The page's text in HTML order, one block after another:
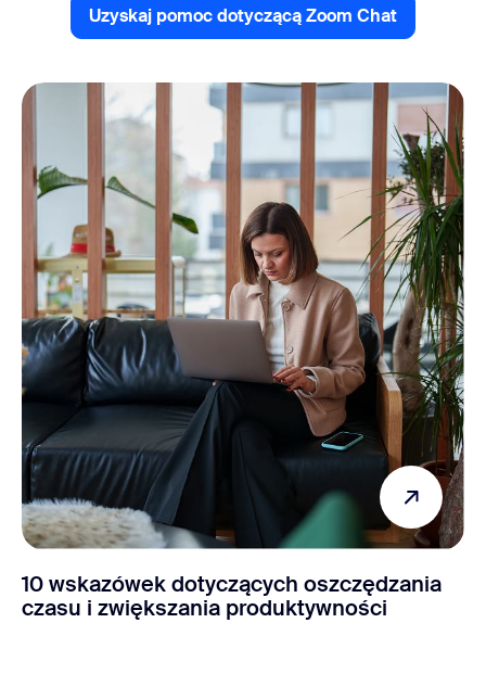
Uzyskaj pomoc dotyczącą Zoom Chat
Uzyskaj pomoc dotyczącą
10 wskazówek dotyczących oszczędzania
czasu i zwiększania produktywności